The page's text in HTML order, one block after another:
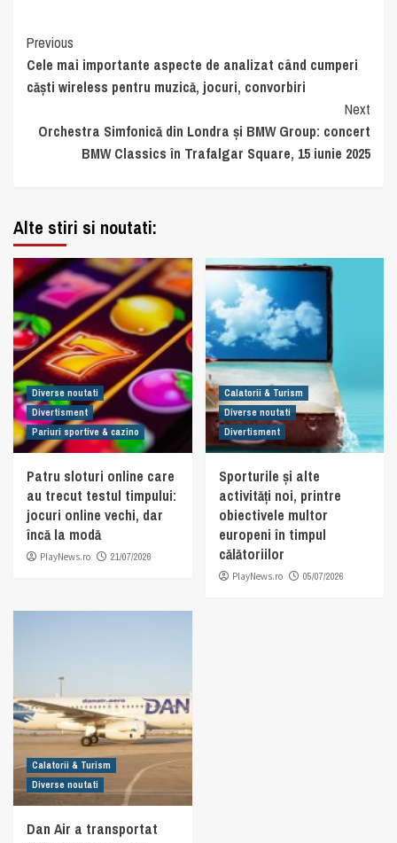
Continue
Reading
Previous
Cele mai importante aspecte de analizat când cumperi
căști wireless pentru muzică, jocuri, convorbiri
Next
Orchestra Simfonică din Londra și BMW Group: concert
BMW Classics în Trafalgar Square, 15 iunie 2025
Alte stiri si noutati:
Diverse noutati
Divertisment
Pariuri sportive & cazino
Patru sloturi online care
au trecut testul timpului:
jocuri online vechi, dar
încă la modă
PlayNews.ro 21/07/2026
Calatorii & Turism
Diverse noutati
Divertisment
Sporturile și alte
activități noi, printre
obiectivele multor
europeni în timpul
călătoriilor
PlayNews.ro 05/07/2026
Calatorii & Turism
Diverse noutati
Dan Air a transportat